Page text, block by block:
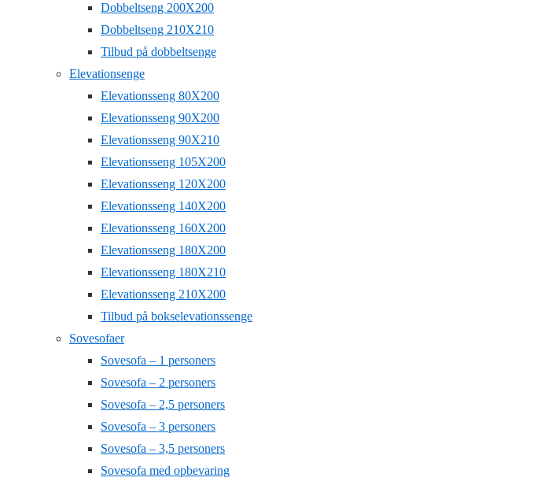
Dobbeltseng 200X200
Dobbeltseng 210X210
Tilbud på dobbeltsenge
Elevationsenge
Elevationsseng 80X200
Elevationsseng 90X200
Elevationsseng 90X210
Elevationsseng 105X200
Elevationsseng 120X200
Elevationsseng 140X200
Elevationsseng 160X200
Elevationsseng 180X200
Elevationsseng 180X210
Elevationsseng 210X200
Tilbud på bokselevationssenge
Sovesofaer
Sovesofa – 1 personers
Sovesofa – 2 personers
Sovesofa – 2,5 personers
Sovesofa – 3 personers
Sovesofa – 3,5 personers
Sovesofa med opbevaring